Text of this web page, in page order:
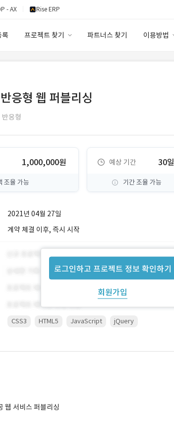
- AX Rise ERP
록 프로젝트 찾기 파트너스 찾기 이용방법
응형 웹 퍼블리싱
응형
1,000,000원
조율 가능
예상 기간 30일
기간 조율 가능
2021년 04월 27일
로그인하고 프로젝트 정보 확인하기
회원가입
계약 체결 이후, 즉시 시작
CSS3 HTML5 JavaScript jQuery
웹 서비스 퍼블리싱